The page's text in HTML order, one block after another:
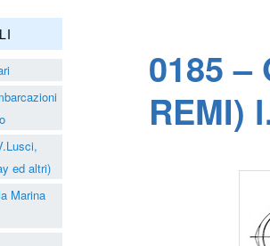
0185 –
REMI)
ed altri)
Marina